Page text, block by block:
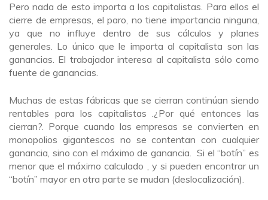
Pero nada de esto importa a los capitalistas. Para ellos el
cierre de empresas, el paro, no tiene importancia ninguna,
ya que no influye dentro de sus cálculos y planes
generales. Lo único que le importa al capitalista son las
ganancias. El trabajador interesa al capitalista sólo como
fuente de ganancias.
Muchas de estas fábricas que se cierran continúan siendo
rentables para los capitalistas .¿Por qué entonces las
cierran?. Porque cuando las empresas se convierten en
monopolios gigantescos no se contentan con cualquier
ganancia, sino con el máximo de ganancia. Si el “botín” es
menor que el máximo calculado , y si pueden encontrar un
“botín” mayor en otra parte se mudan (deslocalización).